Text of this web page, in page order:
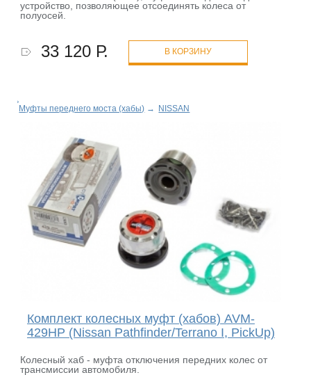
устройство, позволяющее отсоединять колеса от
полуосей.
33 120 Р. В КОРЗИНУ
Муфты переднего моста (хабы) → NISSAN
Комплект колесных муфт (хабов) AVM-
429HP (Nissan Pathfinder/Terrano I, PickUp)
Колесный хаб - муфта отключения передних колес от
трансмиссии автомобиля.